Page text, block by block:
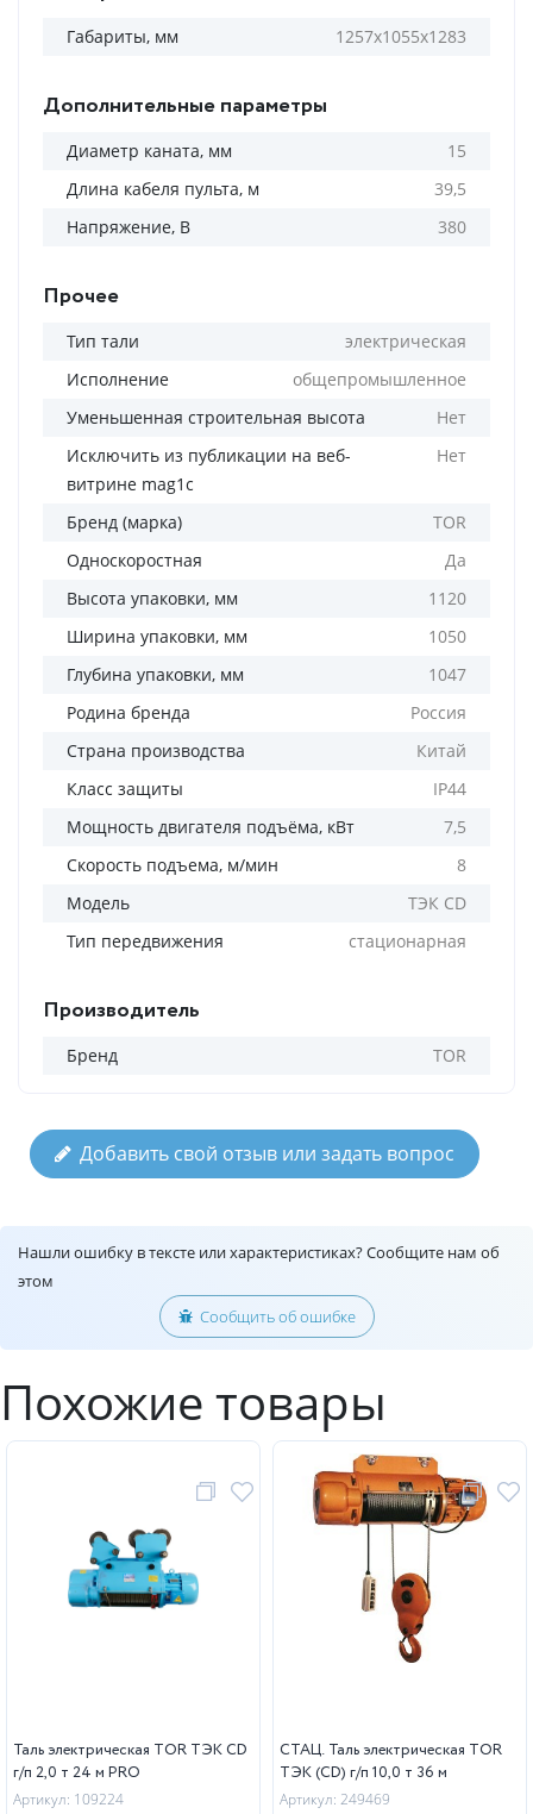
Габариты, мм 1257х1055х1283
Дополнительные параметры
Диаметр каната, мм
15
Длина кабеля пульта, м
39,5
Напряжение, В
380
Прочее
Тип тали
электрическая
Исполнение
общепромышленное
Уменьшенная строительная высота
Нет
Исключить из публикации на веб-
витрине mag1c
Нет
Бренд (марка)
TOR
Односкоростная
Да
Высота упаковки, мм
1120
Ширина упаковки, мм
1050
Глубина упаковки, мм
1047
Родина бренда
Россия
Страна производства
Китай
Класс защиты
IP44
Мощность двигателя подъёма, кВт
7,5
Скорость подъема, м/мин
8
Модель
ТЭК CD
Тип передвижения
стационарная
Производитель
Бренд TOR
Добавить свой отзыв или задать вопрос
Нашли ошибку в тексте или характеристиках? Сообщите нам об
этом
Сообщить об ошибке
Похожие товары
Таль электрическая TOR ТЭК CD
г/п 2,0 т 24 м PRO
Артикул: 109224
СТАЦ. Таль электрическая TOR
ТЭК (CD) г/п 10,0 т 36 м
Артикул: 249469